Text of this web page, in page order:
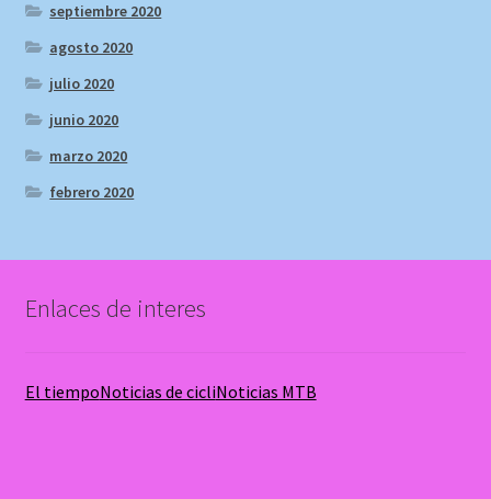
septiembre 2020
agosto 2020
julio 2020
junio 2020
marzo 2020
febrero 2020
Enlaces de interes
El tiempoNoticias de cicliNoticias MTB